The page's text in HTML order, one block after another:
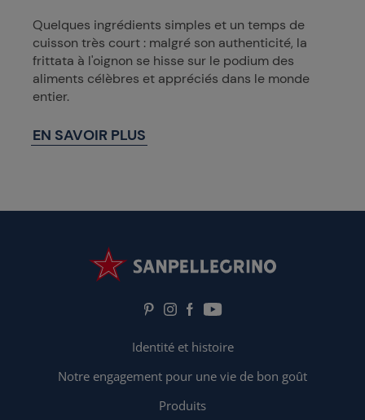
Quelques ingrédients simples et un temps de
cuisson très court : malgré son authenticité, la
frittata à l'oignon se hisse sur le podium des
aliments célèbres et appréciés dans le monde
entier.
EN SAVOIR PLUS
Identité et histoire
Notre engagement pour une vie de bon goût
Produits